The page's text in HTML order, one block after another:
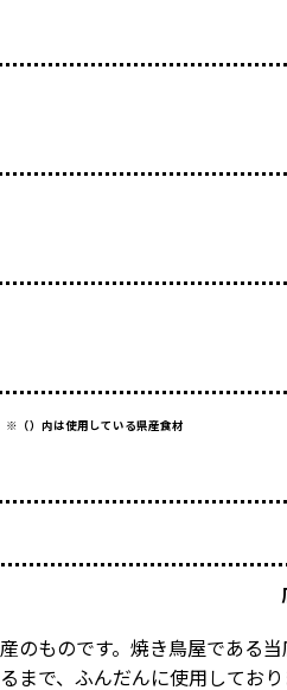
※（）内は使用している県産食材
のものです。焼き鳥屋である
まで、ふんだんに使用してお